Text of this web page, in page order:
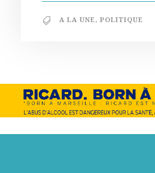
A LA UNE, POLITIQUE